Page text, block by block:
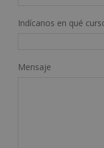
Indícanos en qué
Mensaje